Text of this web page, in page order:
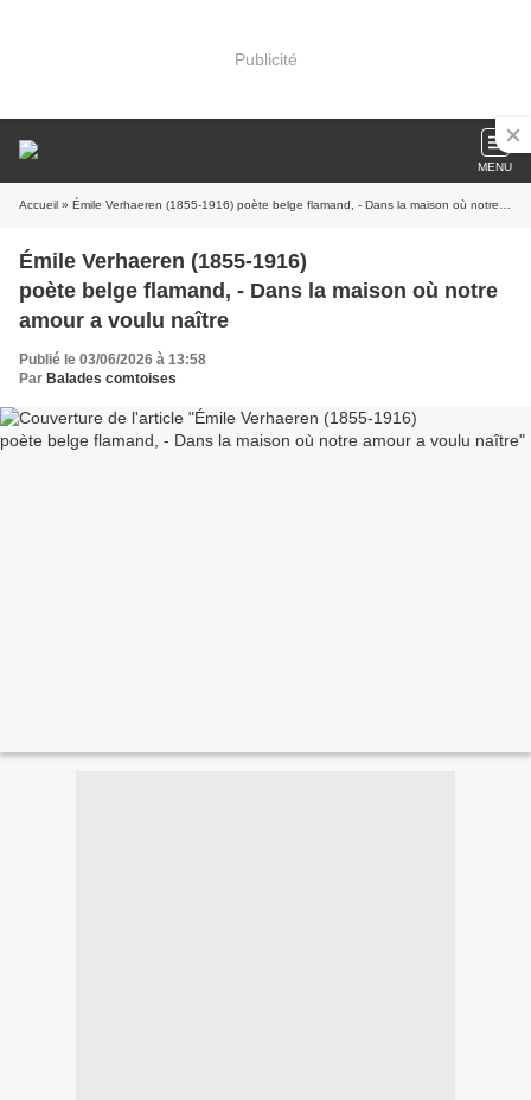
Publicité
MENU
Accueil » Émile Verhaeren (1855-1916) poète belge flamand, - Dans la maison où notre amour a voulu naître
Émile Verhaeren (1855-1916)
poète belge flamand, - Dans la maison où notre
amour a voulu naître
Publié le 03/06/2026 à 13:58
Par Balades comtoises